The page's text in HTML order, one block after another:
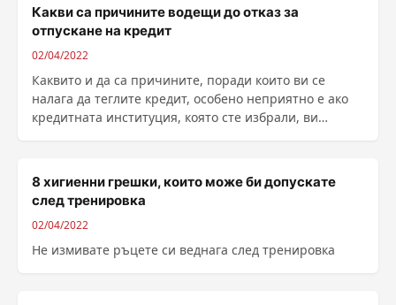
Какви са причините водещи до отказ за
отпускане на кредит
02/04/2022
Каквито и да са причините, поради които ви се
налага да теглите кредит, особено неприятно е ако
кредитната институция, която сте избрали, ви
8 хигиенни грешки, които може би допускате
след тренировка
02/04/2022
Не измивате ръцете си веднага след тренировка